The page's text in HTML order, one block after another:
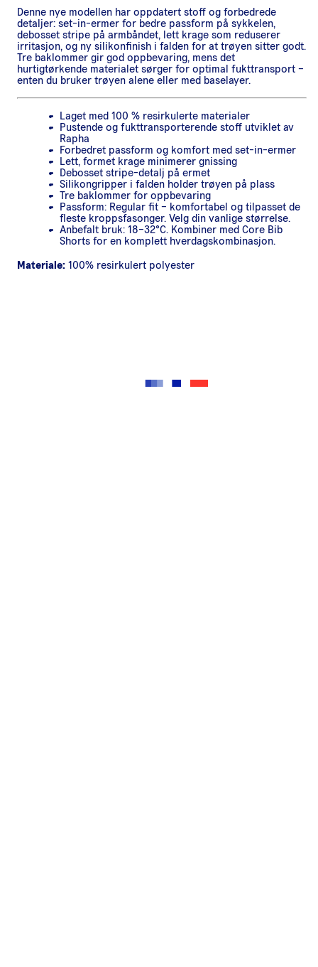
Denne nye modellen har oppdatert stoff og forbedrede
detaljer: set-in-ermer for bedre passform på sykkelen,
debosset stripe på armbåndet, lett krage som reduserer
irritasjon, og ny silikonfinish i falden for at trøyen sitter godt.
Tre baklommer gir god oppbevaring, mens det
hurtigtørkende materialet sørger for optimal fukttransport –
enten du bruker trøyen alene eller med baselayer.
Laget med 100 % resirkulerte materialer
Pustende og fukttransporterende stoff utviklet av
Rapha
Forbedret passform og komfort med set-in-ermer
Lett, formet krage minimerer gnissing
Debosset stripe-detalj på ermet
Silikongripper i falden holder trøyen på plass
Tre baklommer for oppbevaring
Passform: Regular fit – komfortabel og tilpasset de
fleste kroppsfasonger. Velg din vanlige størrelse.
Anbefalt bruk: 18–32°C. Kombiner med Core Bib
Shorts for en komplett hverdagskombinasjon.
Materiale: 100% resirkulert polyester